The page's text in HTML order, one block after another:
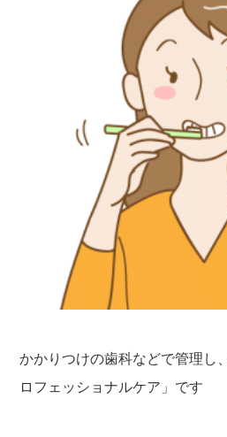
かかりつけの歯科などで管理し
ロフェッショナルケア」です